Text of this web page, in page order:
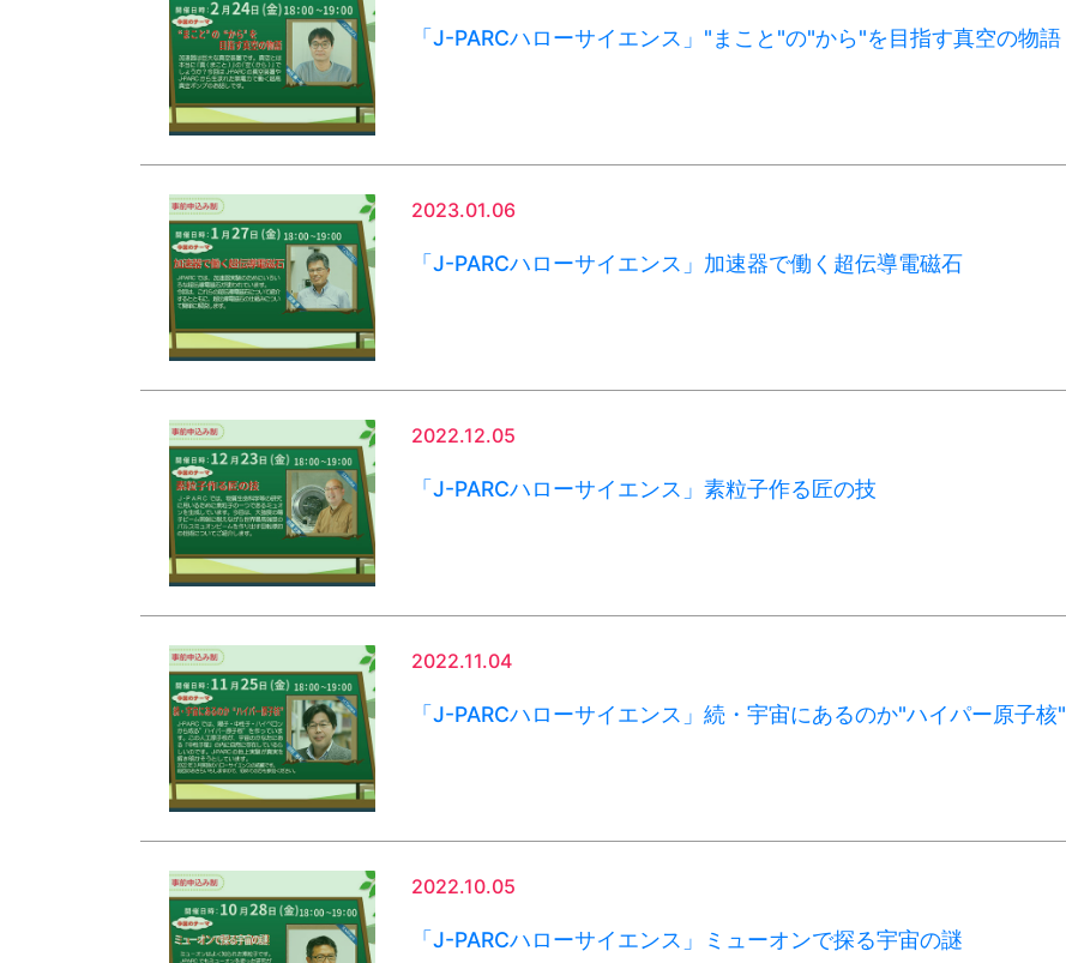
「J-PARCハローサイエンス」"まこと"の"から"を目指す真空の物語
2023.01.06
「J-PARCハローサイエンス」加速器で働く超伝導電磁石
2022.12.05
「J-PARCハローサイエンス」素粒子作る匠の技
2022.11.04
「J-PARCハローサイエンス」続・宇宙にあるのか"ハイパー原子核"
2022.10.05
「J-PARCハローサイエンス」ミューオンで探る宇宙の謎